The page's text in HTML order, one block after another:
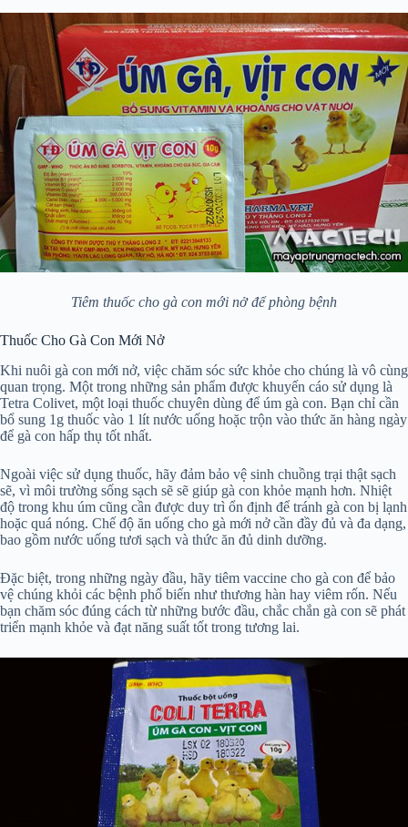
Tiêm thuốc cho gà con mới nở để phòng bệnh
Thuốc Cho Gà Con Mới Nở
Khi nuôi gà con mới nở, việc chăm sóc sức khỏe cho chúng là vô cùng
quan trọng. Một trong những sản phẩm được khuyến cáo sử dụng là
Tetra Colivet, một loại thuốc chuyên dùng để úm gà con. Bạn chỉ cần
bổ sung 1g thuốc vào 1 lít nước uống hoặc trộn vào thức ăn hàng ngày
để gà con hấp thụ tốt nhất.
Ngoài việc sử dụng thuốc, hãy đảm bảo vệ sinh chuồng trại thật sạch
sẽ, vì môi trường sống sạch sẽ sẽ giúp gà con khỏe mạnh hơn. Nhiệt
độ trong khu úm cũng cần được duy trì ổn định để tránh gà con bị lạnh
hoặc quá nóng. Chế độ ăn uống cho gà mới nở cần đầy đủ và đa dạng,
bao gồm nước uống tươi sạch và thức ăn đủ dinh dưỡng.
Đặc biệt, trong những ngày đầu, hãy tiêm vaccine cho gà con để bảo
vệ chúng khỏi các bệnh phổ biến như thương hàn hay viêm rốn. Nếu
bạn chăm sóc đúng cách từ những bước đầu, chắc chắn gà con sẽ phát
triển mạnh khỏe và đạt năng suất tốt trong tương lai.